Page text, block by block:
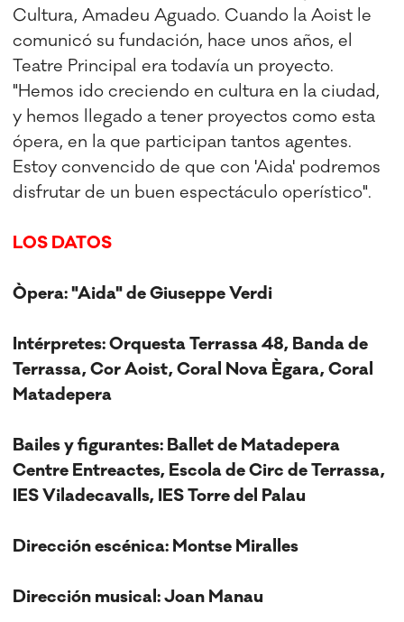
Cultura, Amadeu Aguado. Cuando la Aoist le
comunicó su fundación, hace unos años, el
Teatre Principal era todavía un proyecto.
"Hemos ido creciendo en cultura en la ciudad,
y hemos llegado a tener proyectos como esta
ópera, en la que participan tantos agentes.
Estoy convencido de que con 'Aida' podremos
disfrutar de un buen espectáculo operístico".
LOS DATOS
Òpera: "Aida" de Giuseppe Verdi
Intérpretes: Orquesta Terrassa 48, Banda de
Terrassa, Cor Aoist, Coral Nova Ègara, Coral
Matadepera
Bailes y figurantes: Ballet de Matadepera
Centre Entreactes, Escola de Circ de Terrassa,
IES Viladecavalls, IES Torre del Palau
Dirección escénica: Montse Miralles
Dirección musical: Joan Manau